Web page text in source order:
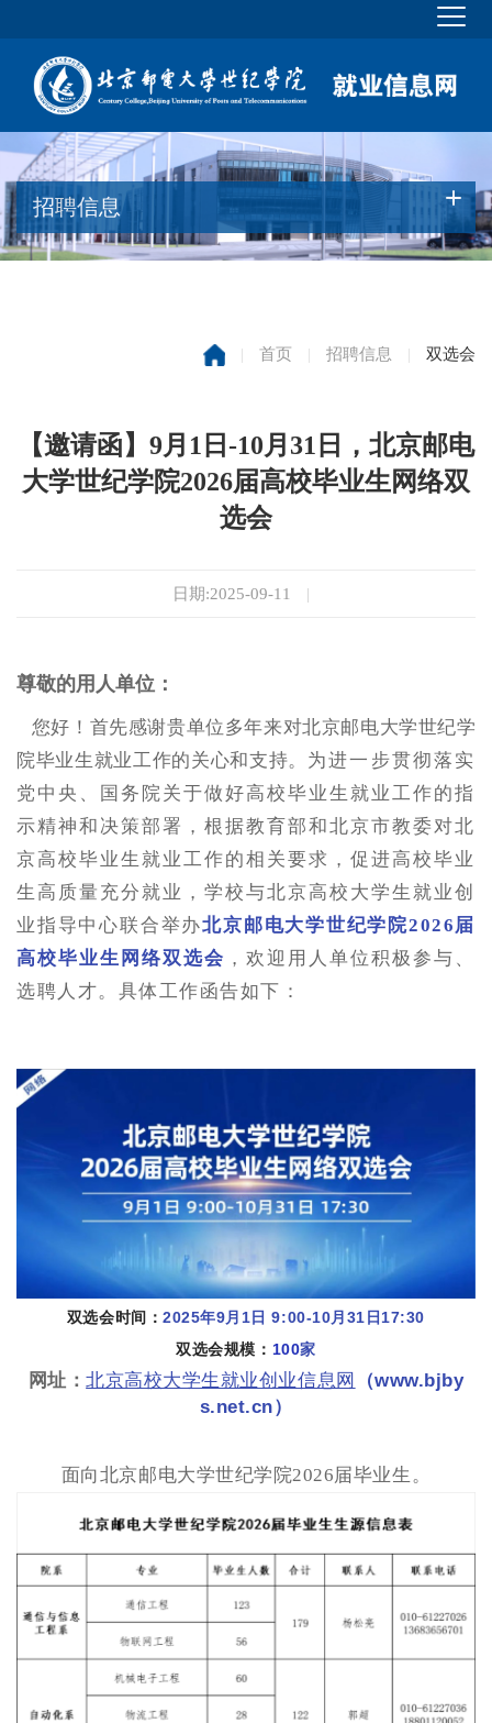
招聘信息
| 首页 | 招聘信息 | 双选会
【邀请函】9月1日-10月31日，北京邮电
大学世纪学院2026届高校毕业生网络双
选会
日期:2025-09-11 |
尊敬的用人单位：
您好！首先感谢贵单位多年来对北京邮电大学世纪学
院毕业生就业工作的关心和支持。 为进一步贯彻落实
党中央、国务院关于做好高校毕业生就业工作的指
示精神和决策部署，根据教育部和北京市教委对北
京高校毕业生就业工作的相关要求，促进高校毕业
生高质量充分就业，学校与北京高校大学生就业创
业指导中心联合举办北京邮电大学世纪学院2026届
高校毕业生网络双选会 ，欢迎用人单位积极参与、
选聘人才。具体工作函告如下：
双选会时间：2025年9月1日 9:00-10月31日17:30
双选会规模： 100家
网址：北京高校大学生就业创业信息网
（www.bjby
s.net.cn）
面向北京邮电大学世纪学院2026届毕业生。